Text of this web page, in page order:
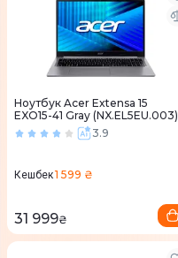
Ноутбук Acer Extensa 15
EXO15-41 Gray (NX.EL5EU.003)
3.9
Кешбек1 599 ₴
31 999₴